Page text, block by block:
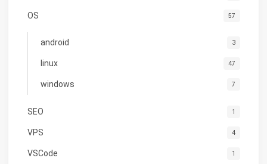
OS 57
android 3
linux 47
windows 7
SEO 1
VPS 4
VSCode 1